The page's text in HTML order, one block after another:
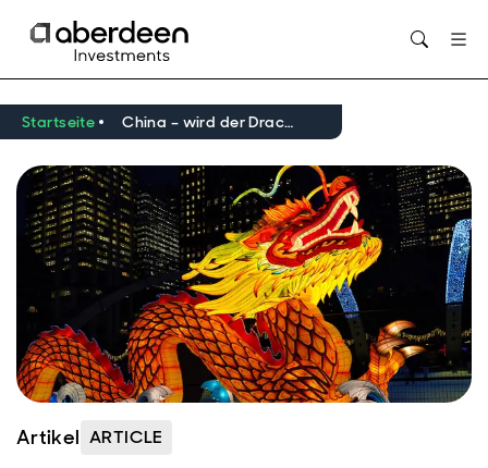
Startseite China – wird der Drache im Jahr 2024 brüllen?
Artikel ARTICLE